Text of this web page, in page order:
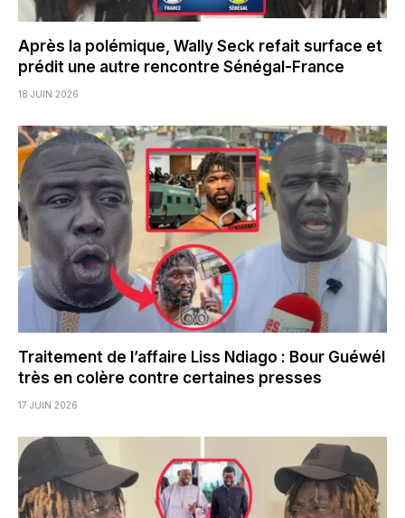
Après la polémique, Wally Seck refait surface et
prédit une autre rencontre Sénégal-France
18 JUIN 2026
Traitement de l’affaire Liss Ndiago : Bour Guéwél
très en colère contre certaines presses
17 JUIN 2026